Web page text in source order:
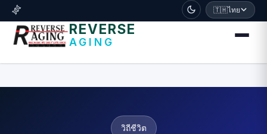
דלג לתוכן הראשי
🧬 🇹🇭ไทย
REVERSE
AGING
วิถีชีวิต